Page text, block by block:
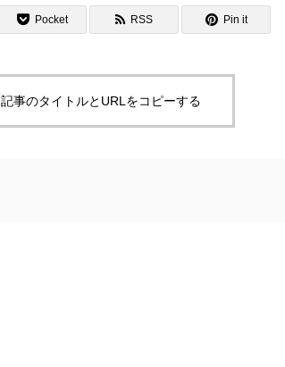
Pocket RSS Pin it
記事のタイトルとURLをコピーする